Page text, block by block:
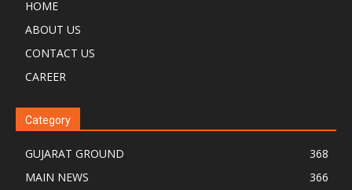
HOME
ABOUT US
CONTACT US
CAREER
Category
GUJARAT GROUND
368
MAIN NEWS
366